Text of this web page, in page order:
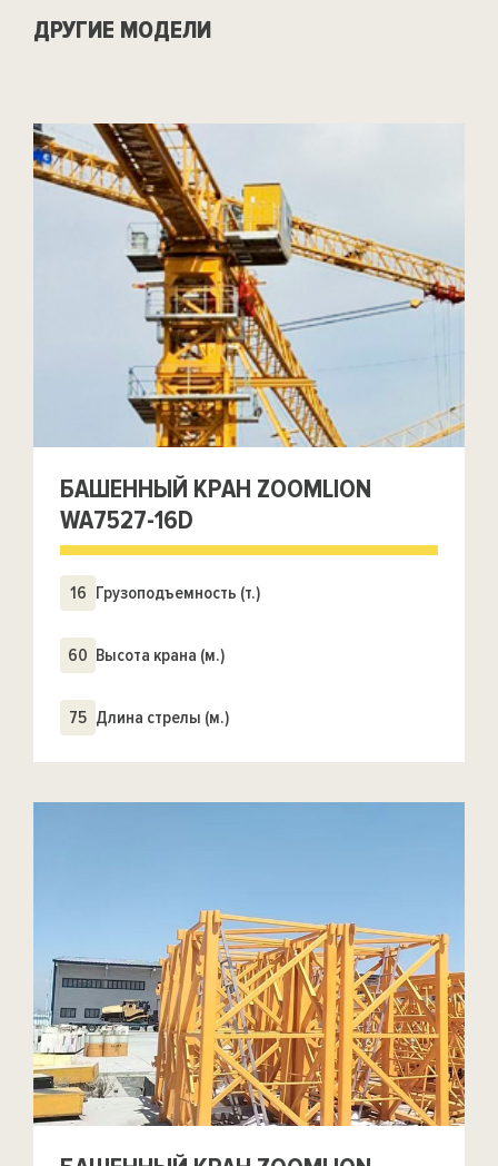
ДРУГИЕ МОДЕЛИ
БАШЕННЫЙ КРАН ZOOMLION
WA7527-16D
16 Грузоподъемность (т.)
60 Высота крана (м.)
75 Длина стрелы (м.)